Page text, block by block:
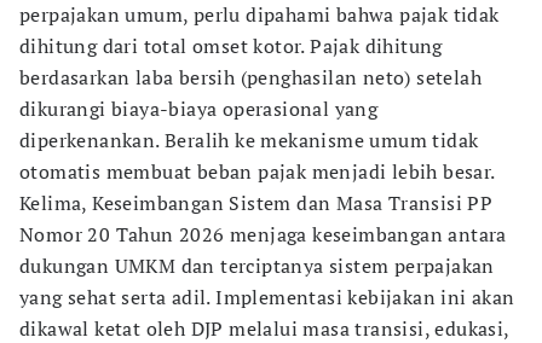
perpajakan umum, perlu dipahami bahwa pajak tidak
dihitung dari total omset kotor. Pajak dihitung
berdasarkan laba bersih (penghasilan neto) setelah
dikurangi biaya-biaya operasional yang
diperkenankan. Beralih ke mekanisme umum tidak
otomatis membuat beban pajak menjadi lebih besar.
Kelima, Keseimbangan Sistem dan Masa Transisi PP
Nomor 20 Tahun 2026 menjaga keseimbangan antara
dukungan UMKM dan terciptanya sistem perpajakan
yang sehat serta adil. Implementasi kebijakan ini akan
dikawal ketat oleh DJP melalui masa transisi, edukasi,